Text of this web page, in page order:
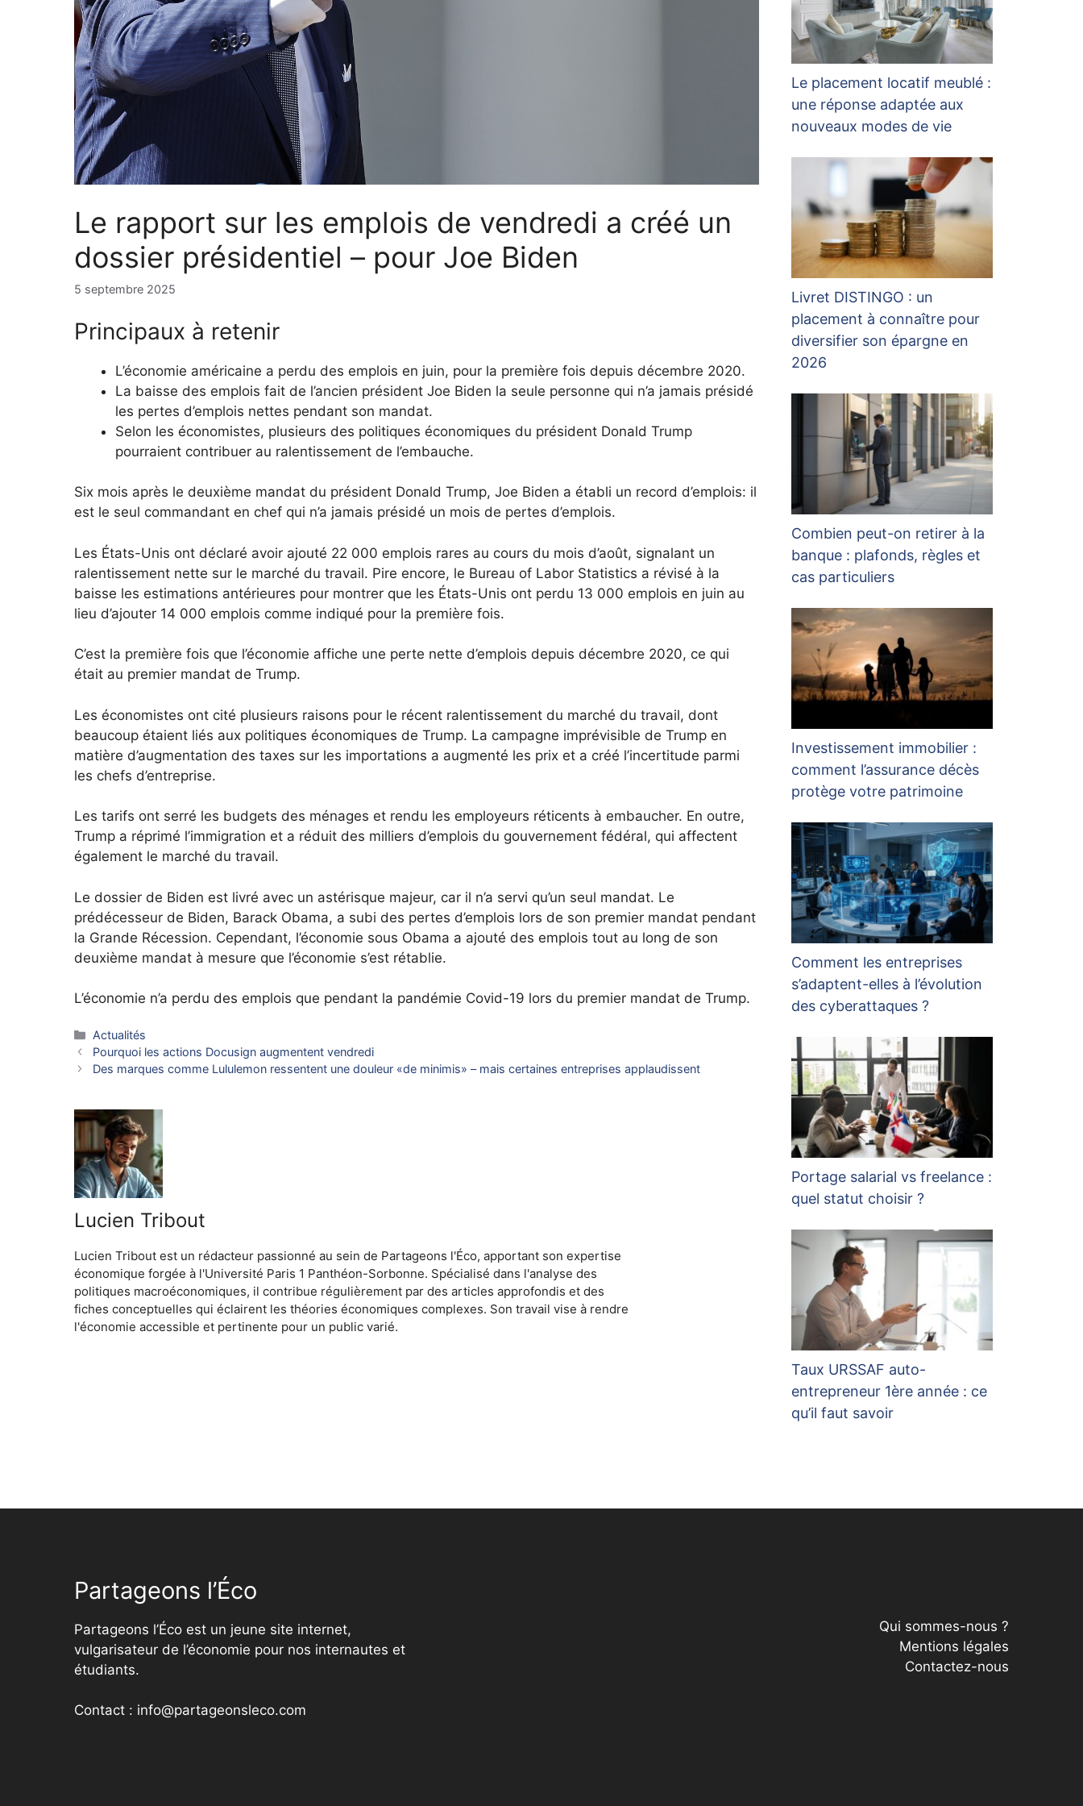
Le rapport sur les emplois de vendredi a créé un
dossier présidentiel – pour Joe Biden
5 septembre 2025
Principaux à retenir
L’économie américaine a perdu des emplois en juin, pour la première fois depuis décembre 2020.
La baisse des emplois fait de l’ancien président Joe Biden la seule personne qui n’a jamais présidé
les pertes d’emplois nettes pendant son mandat.
Selon les économistes, plusieurs des politiques économiques du président Donald Trump
pourraient contribuer au ralentissement de l’embauche.
Six mois après le deuxième mandat du président Donald Trump, Joe Biden a établi un record d’emplois: il
est le seul commandant en chef qui n’a jamais présidé un mois de pertes d’emplois.
Les États-Unis ont déclaré avoir ajouté 22 000 emplois rares au cours du mois d’août, signalant un
ralentissement nette sur le marché du travail. Pire encore, le Bureau of Labor Statistics a révisé à la
baisse les estimations antérieures pour montrer que les États-Unis ont perdu 13 000 emplois en juin au
lieu d’ajouter 14 000 emplois comme indiqué pour la première fois.
C’est la première fois que l’économie affiche une perte nette d’emplois depuis décembre 2020, ce qui
était au premier mandat de Trump.
Les économistes ont cité plusieurs raisons pour le récent ralentissement du marché du travail, dont
beaucoup étaient liés aux politiques économiques de Trump. La campagne imprévisible de Trump en
matière d’augmentation des taxes sur les importations a augmenté les prix et a créé l’incertitude parmi
les chefs d’entreprise.
Les tarifs ont serré les budgets des ménages et rendu les employeurs réticents à embaucher. En outre,
Trump a réprimé l’immigration et a réduit des milliers d’emplois du gouvernement fédéral, qui affectent
également le marché du travail.
Le dossier de Biden est livré avec un astérisque majeur, car il n’a servi qu’un seul mandat. Le
prédécesseur de Biden, Barack Obama, a subi des pertes d’emplois lors de son premier mandat pendant
la Grande Récession. Cependant, l’économie sous Obama a ajouté des emplois tout au long de son
deuxième mandat à mesure que l’économie s’est rétablie.
L’économie n’a perdu des emplois que pendant la pandémie Covid-19 lors du premier mandat de Trump.
Catégories
Actualités
Pourquoi les actions Docusign augmentent vendredi
Des marques comme Lululemon ressentent une douleur «de minimis» – mais certaines entreprises applaudissent
Lucien Tribout
Lucien Tribout est un rédacteur passionné au sein de Partageons l'Éco, apportant son expertise
économique forgée à l'Université Paris 1 Panthéon-Sorbonne. Spécialisé dans l'analyse des
politiques macroéconomiques, il contribue régulièrement par des articles approfondis et des
fiches conceptuelles qui éclairent les théories économiques complexes. Son travail vise à rendre
l'économie accessible et pertinente pour un public varié.
Le placement locatif meublé :
une réponse adaptée aux
nouveaux modes de vie
Livret DISTINGO : un
placement à connaître pour
diversifier son épargne en
2026
Combien peut-on retirer à la
banque : plafonds, règles et
cas particuliers
Investissement immobilier :
comment l’assurance décès
protège votre patrimoine
Comment les entreprises
s’adaptent-elles à l’évolution
des cyberattaques ?
Portage salarial vs freelance :
quel statut choisir ?
Taux URSSAF auto-
entrepreneur 1ère année : ce
qu’il faut savoir
Partageons l’Éco
Partageons l’Éco est un jeune site internet,
vulgarisateur de l’économie pour nos internautes et
étudiants.
Contact : info@partageonsleco.com
Qui sommes-nous ?
Mentions légales
Contactez-nous